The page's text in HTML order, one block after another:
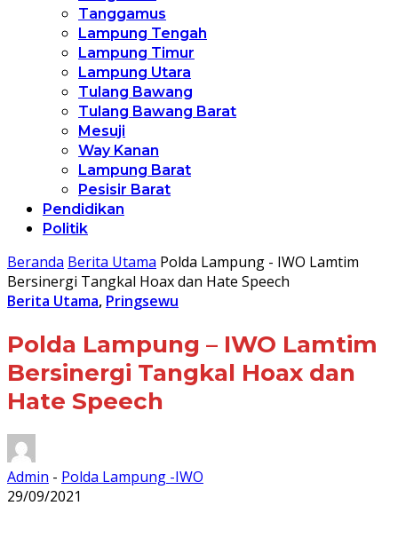
Tanggamus
Lampung Tengah
Lampung Timur
Lampung Utara
Tulang Bawang
Tulang Bawang Barat
Mesuji
Way Kanan
Lampung Barat
Pesisir Barat
Pendidikan
Politik
Beranda Berita Utama Polda Lampung - IWO Lamtim
Bersinergi Tangkal Hoax dan Hate Speech
Berita Utama, Pringsewu
Polda Lampung – IWO Lamtim
Bersinergi Tangkal Hoax dan
Hate Speech
Admin - Polda Lampung -IWO
29/09/2021